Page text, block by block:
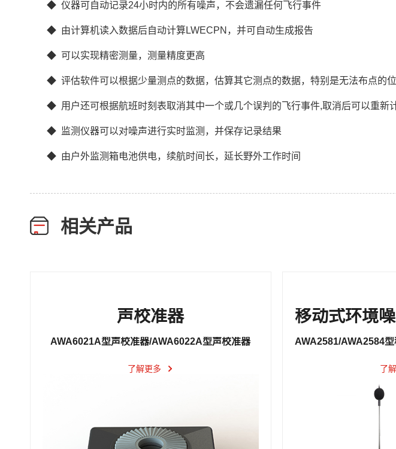
◆ 仪器可自动记录24小时内的所有噪声，不会遗漏任何飞行事件
◆ 由计算机读入数据后自动计算LWECPN，并可自动生成报告
◆ 可以实现精密测量，测量精度更高
◆ 评估软件可以根据少量测点的数据，估算其它测点的数据，特别是无法布点的
◆ 用户还可根据航班时刻表取消其中一个或几个误判的飞行事件,取消后可以重新
◆ 监测仪器可以对噪声进行实时监测，并保存记录结果
◆ 由户外监测箱电池供电，续航时间长，延长野外工作时间
相关产品
声校准器
AWA6021A型声校准器/AWA6022A型声校准器
了解更多 了